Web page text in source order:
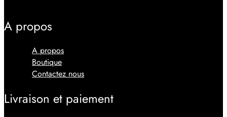
A propos
A propos
Boutique
Contactez nous
Livraison et paiement